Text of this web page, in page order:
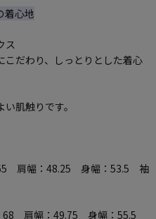
着心地
ス
こだわり、しっとりとした着心
肌触りです。
肩幅：48.25 身幅：53.5 袖
68 肩幅：49.75 身幅：55.5